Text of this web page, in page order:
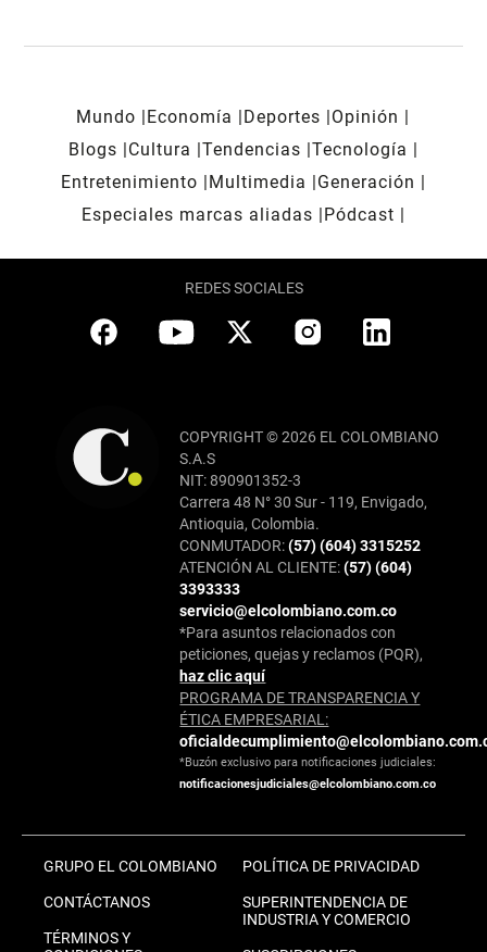
Mundo Economía Deportes
Opinión
Blogs
Cultura Tendencias Tecnología
Entretenimiento
Multimedia
Generación
Especiales marcas aliadas
Pódcast
REDES SOCIALES
COPYRIGHT © 2026 EL COLOMBIANO
S.A.S
NIT: 890901352-3
Carrera 48 N° 30 Sur - 119, Envigado,
Antioquia, Colombia.
CONMUTADOR:(57) (604) 3315252
ATENCIÓN AL CLIENTE:(57) (604)
3393333
servicio@elcolombiano.com.co
*Para asuntos relacionados con
peticiones, quejas y reclamos (PQR),
haz clic aquí
PROGRAMA DE TRANSPARENCIA Y
ÉTICA EMPRESARIAL:
*Buzón exclusivo para notificaciones judiciales:
notificacionesjudiciales@elcolombiano.com.co
GRUPO EL COLOMBIANO
CONTÁCTANOS
TÉRMINOS Y
POLÍTICA DE PRIVACIDAD
SUPERINTENDENCIA DE
INDUSTRIA Y COMERCIO